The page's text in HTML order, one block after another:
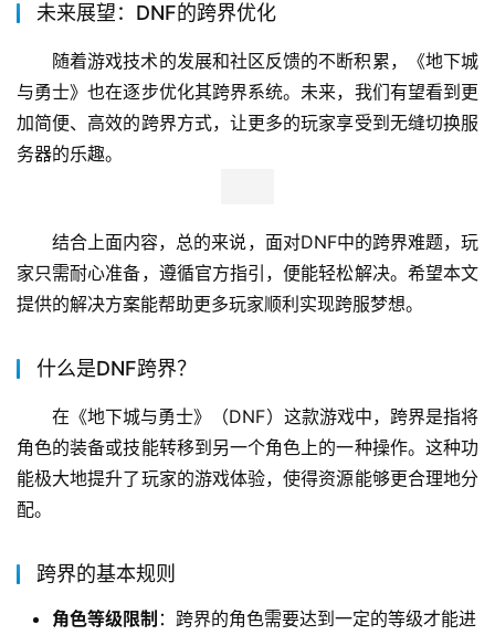
未来展望：DNF的跨界优化
随着游戏技术的发展和社区反馈的不断积累，《地下城
与勇士》也在逐步优化其跨界系统。未来，我们有望看到更
加简便、高效的跨界方式，让更多的玩家享受到无缝切换服
务器的乐趣。
结合上面内容，总的来说，面对DNF中的跨界难题，玩
家只需耐心准备，遵循官方指引，便能轻松解决。希望本文
提供的解决方案能帮助更多玩家顺利实现跨服梦想。
什么是DNF跨界？
在《地下城与勇士》（DNF）这款游戏中，跨界是指将
角色的装备或技能转移到另一个角色上的一种操作。这种功
能极大地提升了玩家的游戏体验，使得资源能够更合理地分
配。
跨界的基本规则
角色等级限制 ：跨界的角色需要达到一定的等级才能进